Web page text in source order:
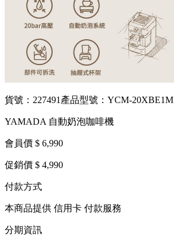
貨號：227491 產品型號：YCM-20XBE1M
YAMADA 自動奶泡咖啡機
會員價 $ 6,990
促銷價 $ 4,990
付款方式
本商品提供 信用卡 付款服務
分期資訊